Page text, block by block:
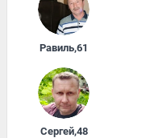
Равиль,61
Сергей,48